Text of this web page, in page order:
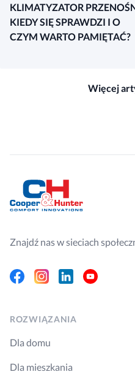
KLIMATYZATOR
KIEDY SIĘ SPRAWDZI I O
CZYM WARTO PAMIĘTAĆ?
Więcej
Znajdź nas w sieciach
FacebookInstagramLinkedinYoutube
ROZWIĄZANIA
Dla domu
Dla mieszkania